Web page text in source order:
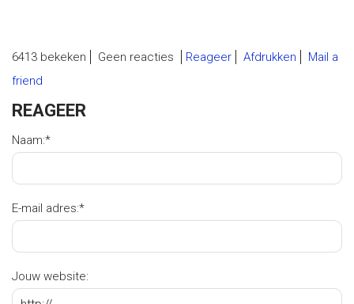
6413 bekeken Geen reacties Reageer Afdrukken
Mail a
friend
REAGEER
Naam:*
E-mail adres:*
Jouw website: